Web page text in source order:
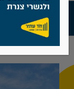
גדר מסגרות